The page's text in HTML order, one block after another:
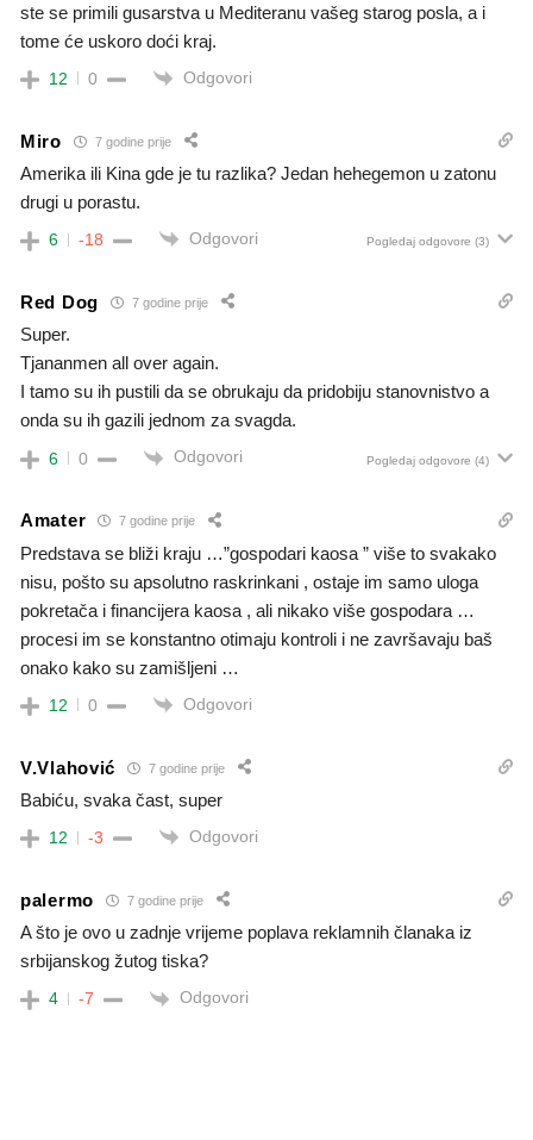
ste se primili gusarstva u Mediteranu vašeg starog posla, a i
tome će uskoro doći kraj.
12 0 Odgovori
Miro 7 godine prije
Amerika ili Kina gde je tu razlika? Jedan hehegemon u zatonu
drugi u porastu.
6 -18 Odgovori Pogledaj odgovore (3)
Red Dog 7 godine prije
Super.
Tjananmen all over again.
I tamo su ih pustili da se obrukaju da pridobiju stanovnistvo a
onda su ih gazili jednom za svagda.
6 0 Odgovori Pogledaj odgovore (4)
Amater 7 godine prije
Predstava se bliži kraju …”gospodari kaosa ” više to svakako
nisu, pošto su apsolutno raskrinkani , ostaje im samo uloga
pokretača i financijera kaosa , ali nikako više gospodara …
procesi im se konstantno otimaju kontroli i ne završavaju baš
onako kako su zamišljeni …
12 0 Odgovori
V.Vlahović 7 godine prije
Babiću, svaka čast, super
12 -3 Odgovori
palermo 7 godine prije
A što je ovo u zadnje vrijeme poplava reklamnih članaka iz
srbijanskog žutog tiska?
4 -7 Odgovori